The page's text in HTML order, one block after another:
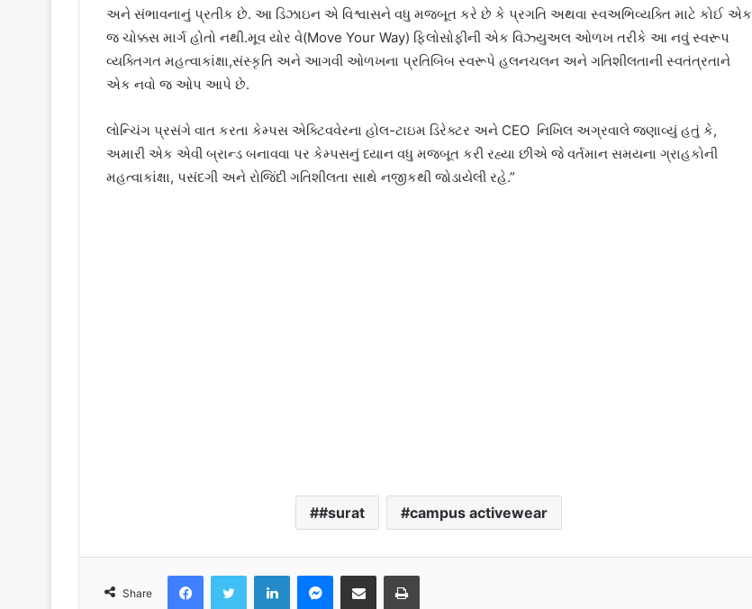
અને સંભાવનાનું પ્રતીક છે. આ ડિઝાઇન એ વિશ્વાસને વધુ મજબૂત કરે છે કે પ્રગતિ અથવા સ્વઅભિવ્યક્તિ માટે કોઈ એક
જ ચોક્કસ માર્ગ હોતો નથી.મૂવ યોર વે(Move Your Way) ફિલોસોફીની એક વિઝ્યુઅલ ઓળખ તરીકે આ નવું સ્વરૂપ
વ્યક્તિગત મહત્વાકાંક્ષા,સંસ્કૃતિ અને આગવી ઓળખના પ્રતિબિંબ સ્વરૂપે હલનચલન અને ગતિશીલતાની સ્વતંત્રતાને
એક નવો જ ઓપ આપે છે.
લોન્ચિંગ પ્રસંગે વાત કરતા કેમ્પસ એક્ટિવવેરના હોલ-ટાઇમ ડિરેક્ટર અને CEO નિખિલ અગ્રવાલે જણાવ્યું હતું કે,
અમારી એક એવી બ્રાન્ડ બનાવવા પર કેમ્પસનું ધ્યાન વધુ મજબૂત કરી રહ્યા છીએ જે વર્તમાન સમયના ગ્રાહકોની
મહત્વાકાંક્ષા, પસંદગી અને રોજિંદી ગતિશીલતા સાથે નજીકથી જોડાયેલી રહે.”
#surat campus activewear
Share
FacebookTwitter LinkedInMessenger
Share via Email Print